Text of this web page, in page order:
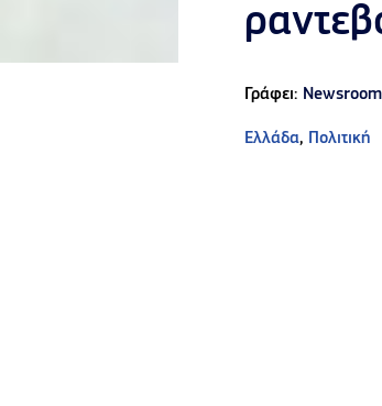
Γράφει: Newsroom
Ελλάδα, Πολιτική